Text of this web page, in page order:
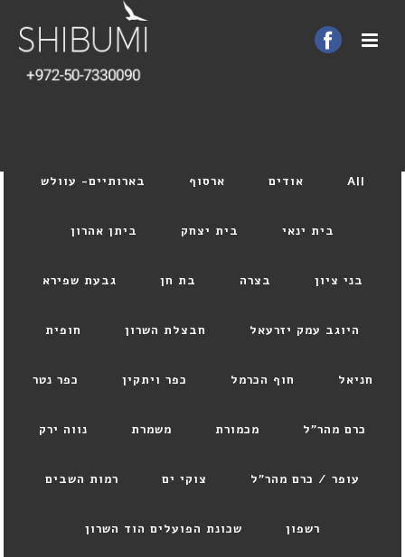
All אודים ארסוף בארותיים- עוולש
בית ינאי בית יצחק ביתן אהרון
בני ציון בצרה בת חן גבעת שפירא
היוגב עמק יזרעאל חבצלת השרון חופית
חניאל חוף הכרמל כפר ויתקין כפר נטר
כרם מהר"ל מכמורת משמרת נווה ירק
עופר / כרם מהר"ל צוקי ים רמות השבים
רשפון שכונת הפועלים הוד השרון